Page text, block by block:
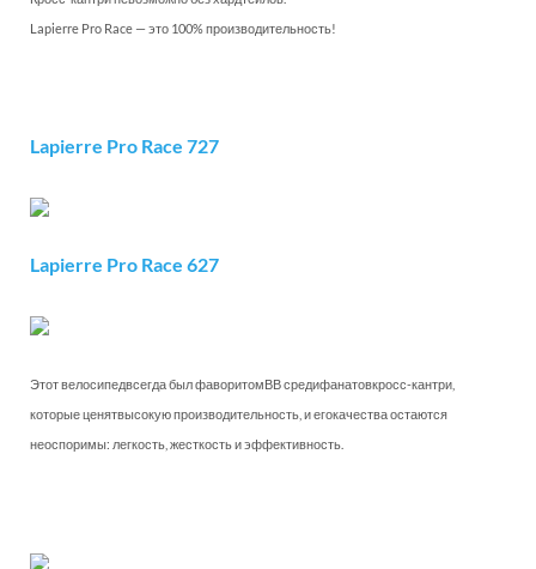
Lapierre Pro Race — это 100% производительность!
Lapierre Pro Race 727
Lapierre Pro Race 627
Этот велосипедвсегда был фаворитомВВ средифанатовкросс-кантри,
которые ценятвысокую производительность, и егокачества остаются
неоспоримы: легкость, жесткость и эффективность.